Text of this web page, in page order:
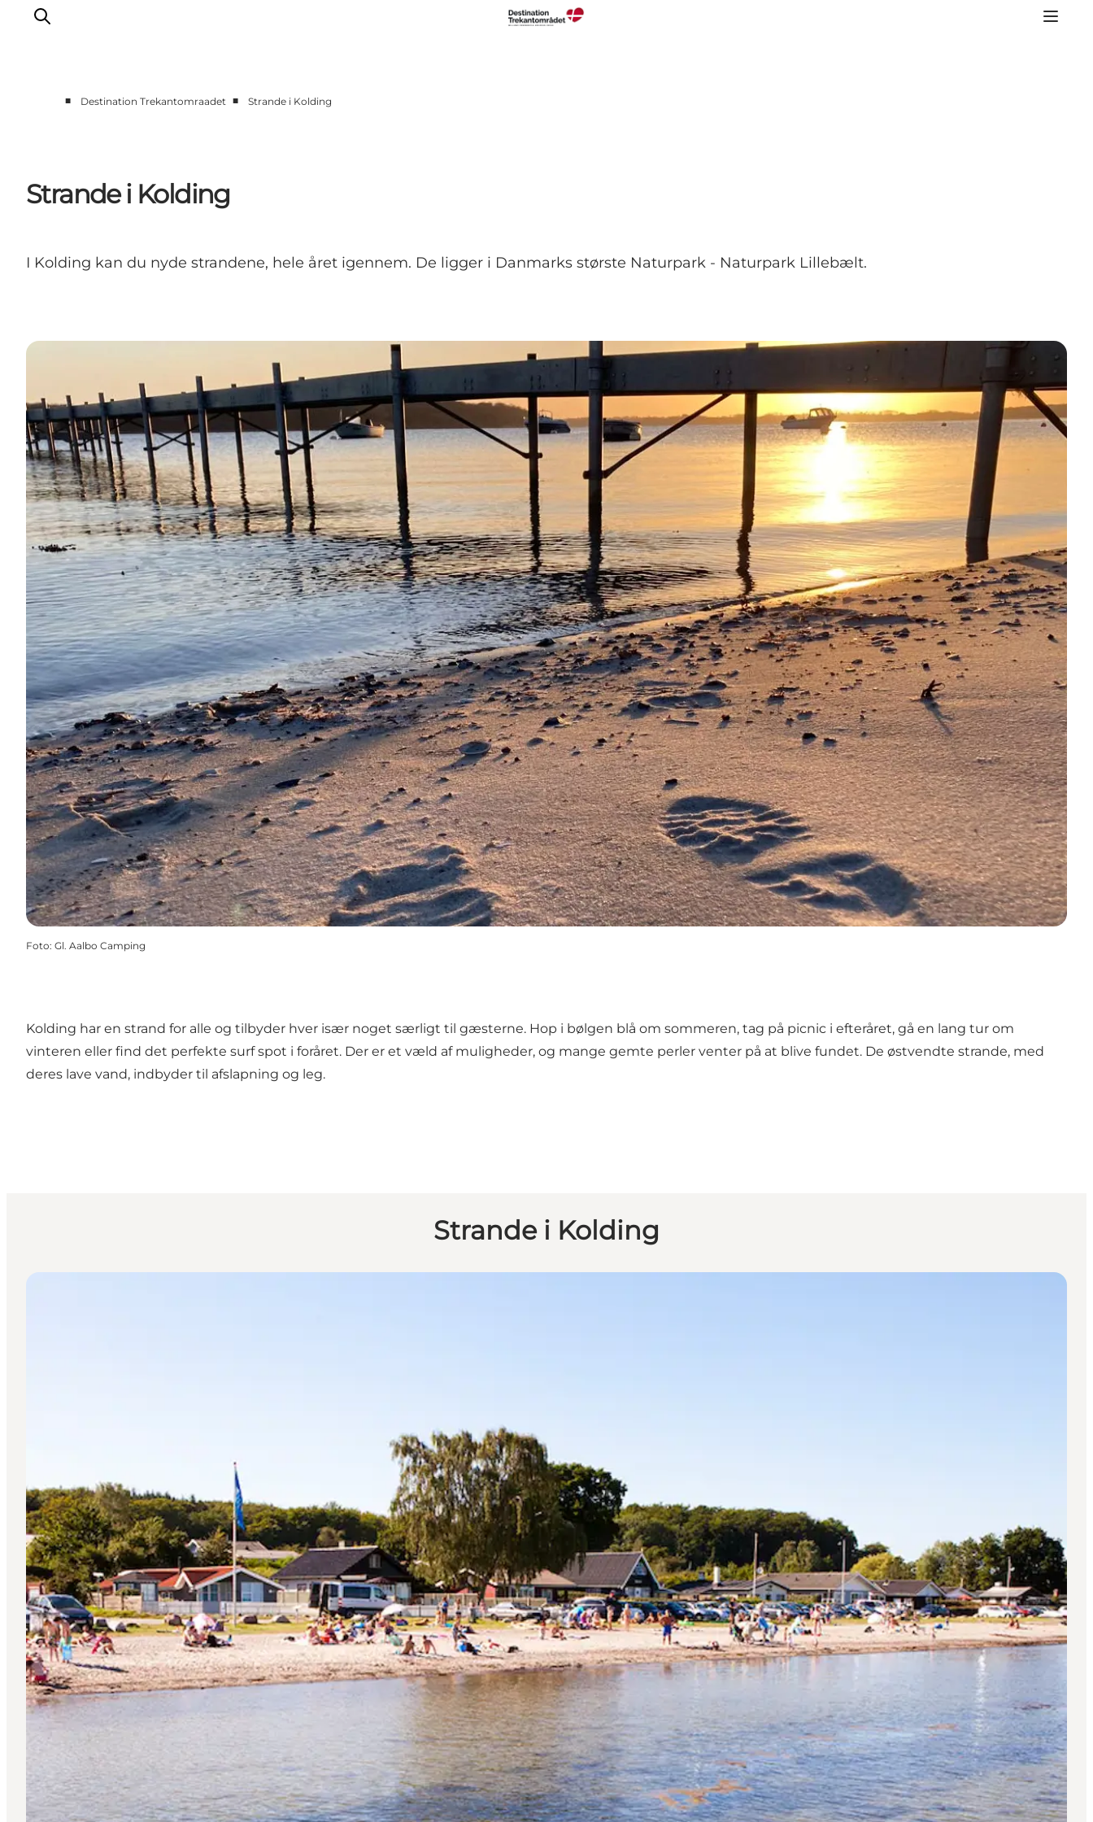
Det sker
Overnatning
Køb
■ Destination Trekantomraadet ■ Strande i Kolding
Strande i Kolding
I Kolding kan du nyde strandene, hele året igennem. De ligger i Danmarks største Naturpark - Naturpark Lillebælt.
Foto: Gl. Aalbo Camping
Kolding har en strand for alle og tilbyder hver især noget særligt til gæsterne. Hop i bølgen blå om sommeren, tag på picnic i efteråret, gå en lang tur om
vinteren eller find det perfekte surf spot i foråret. Der er et væld af muligheder, og mange gemte perler venter på at blive fundet. De østvendte strande, med
deres lave vand, indbyder til afslapning og leg.
Strande i Kolding